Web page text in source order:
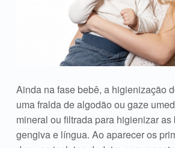
Ainda na fase bebê, a higienização
uma fralda de algodão ou gaze
mineral ou filtrada para higienizar as
gengiva e língua. Ao aparecer os